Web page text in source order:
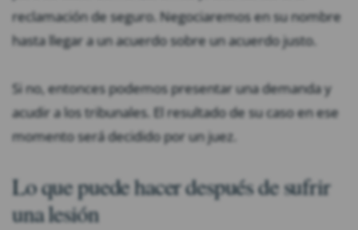
reclamación de seguro. Negociaremos en su nombre
hasta llegar a un acuerdo sobre un acuerdo justo.
Si no, entonces podemos presentar una demanda y
acudir a los tribunales. El resultado de su caso en ese
momento será decidido por un juez.
Lo que puede hacer después de sufrir
una lesión